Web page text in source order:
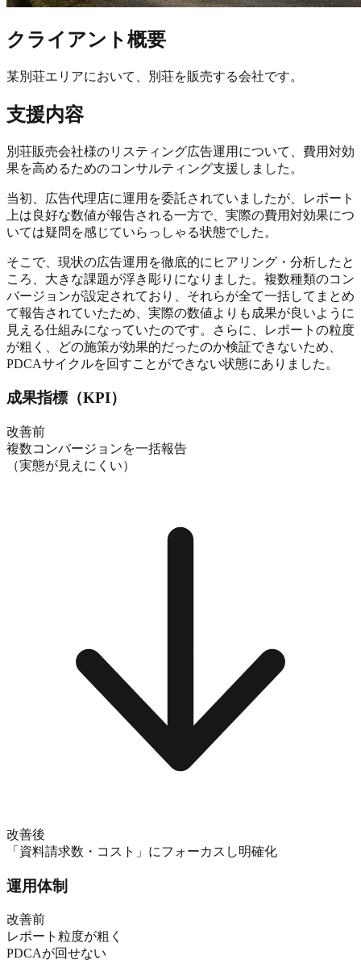
クライアント概要
某別荘エリアにおいて、別荘を販売する会社です。
支援内容
別荘販売会社様のリスティング広告運用について、費用対効
果を高めるためのコンサルティング支援しました。
当初、
広告代理店に運用を委託されていましたが、レポート
上は良好な数値が報告される一方で、実際の費用対効果につ
いては疑問を感じていらっしゃる状態でした。
そこで、現状の広告運用を徹底的にヒアリング・分析したと
ころ、大きな課題が浮き彫りになりました。 複数種類のコン
バージョンが設定されており、それらが全て一括してまとめ
て報告されていたため、実際の数値よりも成果が良いように
見える仕組みになっていたのです。さらに、レポートの粒度
が粗く、どの施策が効果的だったのか検証できないため、
PDCAサイクルを回すことができない状態にありました。
成果指標（KPI）
改善前
複数コンバージョンを一括報告
（実態が見えにくい）
改善後
「資料請求数・コスト」にフォーカスし明確化
運用体制
改善前
レポート粒度が粗く
PDCAが回せない